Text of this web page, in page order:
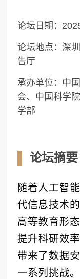
论坛日期：
论坛地点：深
告厅
承办单位：中
会、中国科学
学部
论坛摘要
随着人工智
代信息技术
高等教育形
提升科研效
带来了数据
一系列挑战